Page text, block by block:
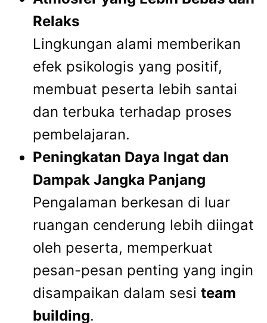
Relaks
Lingkungan alami memberikan
efek psikologis yang positif,
membuat peserta lebih santai
dan terbuka terhadap proses
pembelajaran.
Peningkatan Daya Ingat dan
Dampak Jangka Panjang
Pengalaman berkesan di luar
ruangan cenderung lebih diingat
oleh peserta, memperkuat
pesan-pesan penting yang ingin
disampaikan dalam sesi team
building.